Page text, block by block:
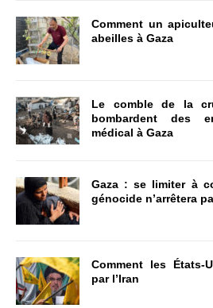
Comment un
abeilles à Gaza
Le comble de la
bombardent des
médical à Gaza
Gaza : se limiter à
génocide n’arrêtera
Comment les États-
par l’Iran